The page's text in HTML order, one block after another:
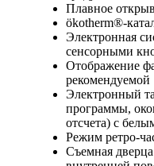
Плавное
ökotherm®-
Электронная
сенсорными
Отображение
рекомендуемой
Электронный
программы,
отсчета) с
Режим ретро-
Съемная